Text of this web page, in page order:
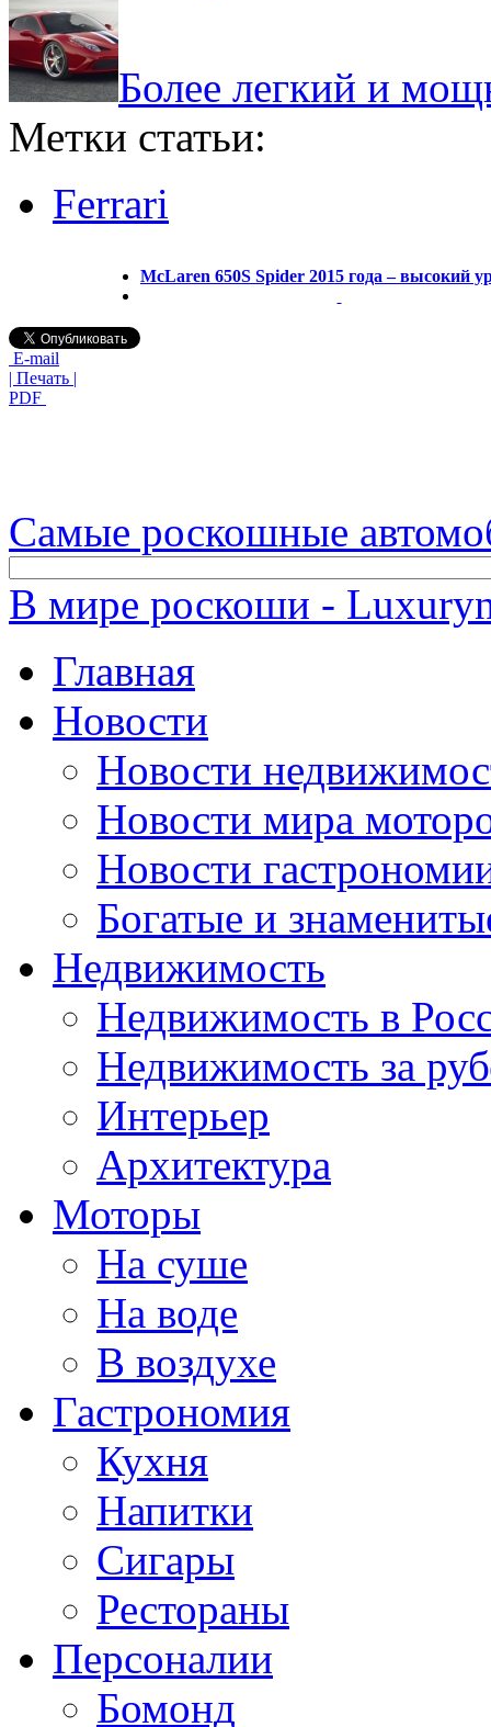
Более легкий и
Метки статьи:
Ferrari
McLaren 650S Spider 2015 года – высокий
E-mail
| Печать |
PDF
Самые роскошные
В мире роскоши -
Главная
Новости
Новости
Новости мира
Новости
Богатые и
Недвижимость
Недвижимость в
Недвижимость за
Интерьер
Архитектура
Моторы
На суше
На воде
В воздухе
Гастрономия
Кухня
Напитки
Сигары
Рестораны
Персоналии
Бомонд